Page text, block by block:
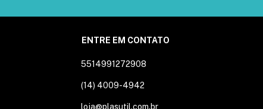
ENTRE EM CONTATO
5514991272908
(14) 4009-4942
loja@plasutil.com.br